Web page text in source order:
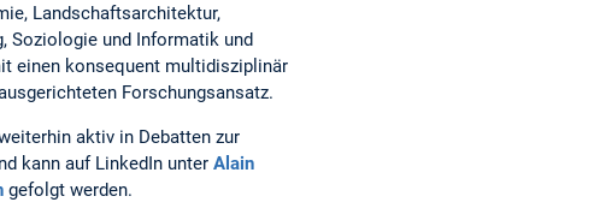
Landschaftsarchitektur,
Soziologie und Informatik und
einen konsequent multidisziplinär
Forschungsansatz.
aktiv in Debatten zur
kann auf LinkedIn unter Alain
gefolgt werden.